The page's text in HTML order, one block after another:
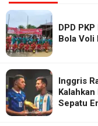
DPD
Bola Voli
Inggris
Sepatu